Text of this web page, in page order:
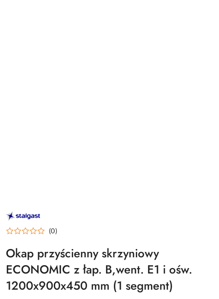
STALGAST
–
WYPOSAŻENIE
DLA
(0)
Okap przyścienny skrzyniowy
ECONOMIC z łap. B,went. E1 i ośw.
1200x900x450 mm (1 segment)